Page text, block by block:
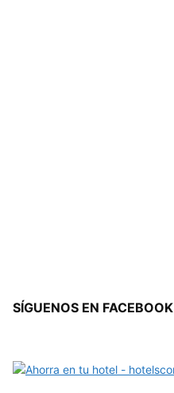
SÍGUENOS EN FACEBOOK